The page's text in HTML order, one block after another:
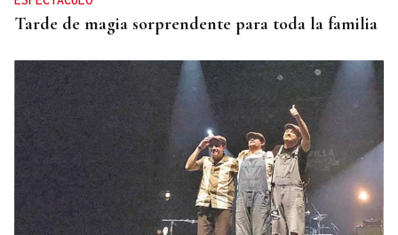
Tarde de magia sorprendente para toda la familia